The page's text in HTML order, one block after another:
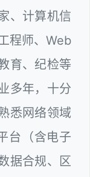
、计算机信
程师、Web
育、纪检等
多年，十分
悉网络领域
台（含电子
据合规、区